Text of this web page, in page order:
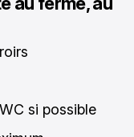
si possible